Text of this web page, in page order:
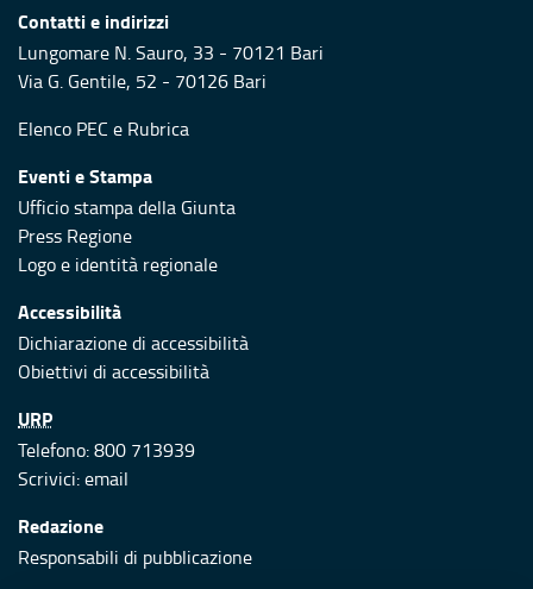
Contatti e indirizzi
Lungomare N. Sauro, 33 - 70121 Bari
Via G. Gentile, 52 - 70126 Bari
Elenco PEC e Rubrica
Eventi e Stampa
Ufficio stampa della Giunta
Press Regione
Logo e identità regionale
Accessibilità
Dichiarazione di accessibilità
Obiettivi di accessibilità
URP
Telefono: 800 713939
Scrivici:email
Redazione
Responsabili di pubblicazione